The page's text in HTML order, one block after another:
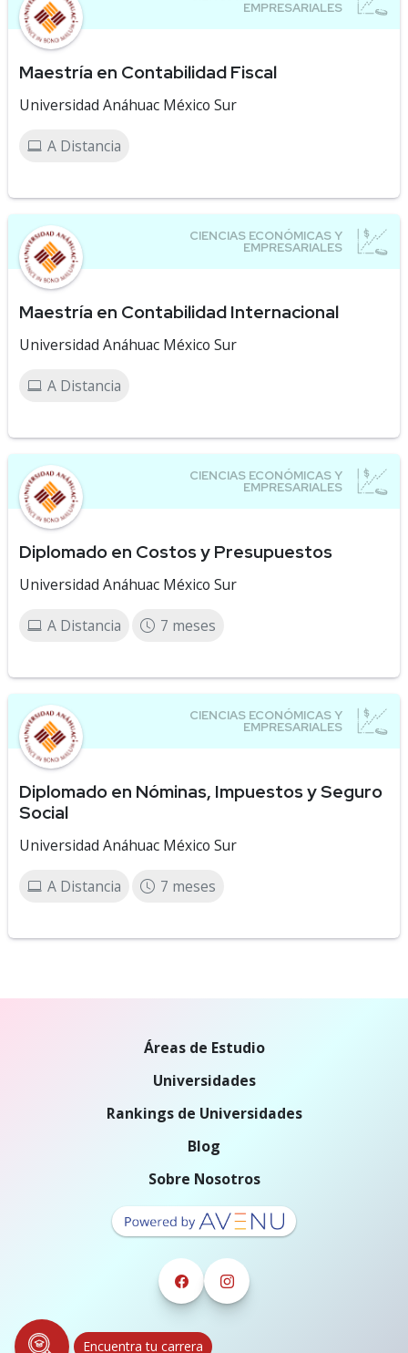
Maestría en Contabilidad Fiscal
Universidad Anáhuac México Sur
A Distancia
Maestría en Contabilidad Internacional
Universidad Anáhuac México Sur
A Distancia
Diplomado en Costos y Presupuestos
Universidad Anáhuac México Sur
A Distancia 7 meses
Diplomado en Nóminas, Impuestos y Seguro
Social
Universidad Anáhuac México Sur
A Distancia 7 meses
Encuentra tu carrera
Áreas de Estudio
Universidades
Rankings de Universidades
Blog
Sobre Nosotros